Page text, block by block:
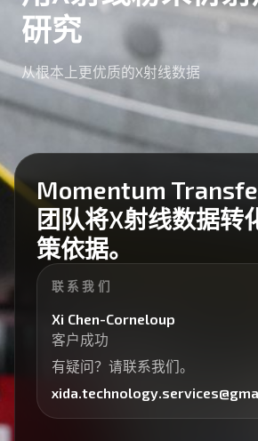
研究
从根本上更优质的X射线数据
Momentum
团队将X射线数据转
策依据。
联系我们
Xi Chen-Corneloup
客户成功
有疑问？请联系我们。